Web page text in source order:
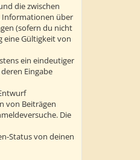
die zwischen
Informationen über
(sofern du nicht
eine Gültigkeit von
ein eindeutiger
Eingabe
von Beiträgen
Die
Status von deinen